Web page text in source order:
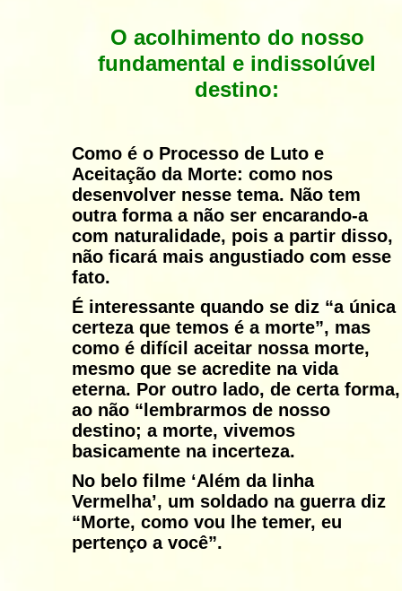
O acolhimento do nosso
fundamental e indissolúvel
destino:
Como é o Processo de Luto e
Aceitação da Morte: como nos
desenvolver nesse tema. Não tem
outra forma a não ser encarando-a
com naturalidade, pois a partir disso,
não ficará mais angustiado com esse
fato.
É interessante quando se diz “a única
certeza que temos é a morte”, mas
como é difícil aceitar nossa morte,
mesmo que se acredite na vida
eterna. Por outro lado, de certa forma,
ao não “lembrarmos de nosso
destino; a morte, vivemos
basicamente na incerteza.
No belo filme ‘Além da linha
Vermelha’, um soldado na guerra diz
“Morte, como vou lhe temer, eu
pertenço a você”.